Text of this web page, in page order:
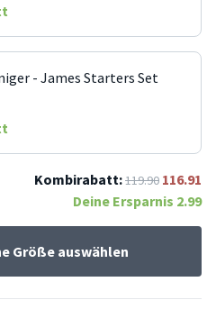
- James Starters Set
Kombirabatt:119.90 116.91
Deine Ersparnis 2.99
Größe auswählen